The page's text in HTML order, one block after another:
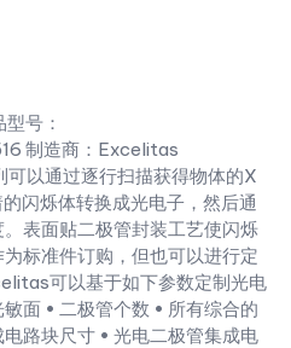
号：
制造商：Excelitas
可以通过逐行扫描获得物体的X
闪烁体转换成光电子，然后通
表面贴二极管封装工艺使闪烁
标准件订购，但也可以进行定
可以基于如下参数定制光电
面 • 二极管个数 • 所有综合的
路块尺寸 • 光电二极管集成电